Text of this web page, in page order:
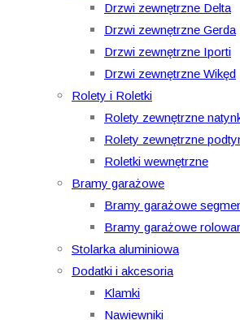
Drzwi zewnętrzne Delta
Drzwi zewnętrzne Gerda
Drzwi zewnętrzne Iporti
Drzwi zewnętrzne Wikęd
Rolety i Roletki
Rolety zewnętrzne
Rolety zewnętrzne
Roletki wewnętrzne
Bramy garażowe
Bramy garażowe
Bramy garażowe
Stolarka aluminiowa
Dodatki i akcesoria
Klamki
Nawiewniki